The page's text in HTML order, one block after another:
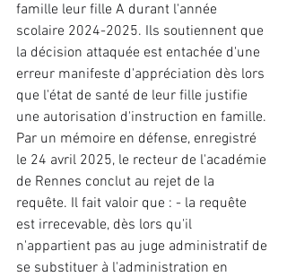
famille leur fille A durant l'année
scolaire 2024-2025. Ils soutiennent que
la décision attaquée est entachée d'une
erreur manifeste d'appréciation dès lors
que l'état de santé de leur fille justifie
une autorisation d'instruction en famille.
Par un mémoire en défense, enregistré
le 24 avril 2025, le recteur de l'académie
de Rennes conclut au rejet de la
requête. Il fait valoir que : - la requête
est irrecevable, dès lors qu'il
n'appartient pas au juge administratif de
se substituer à l'administration en